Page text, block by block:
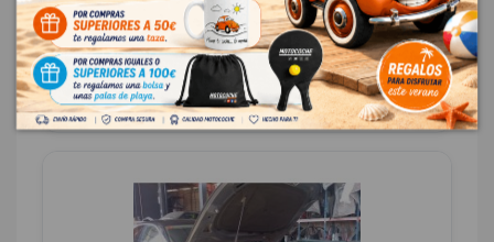
OEM:3G0821022B
ID:1550389
146,00 € Sin IVA
176,66 € Con IVA